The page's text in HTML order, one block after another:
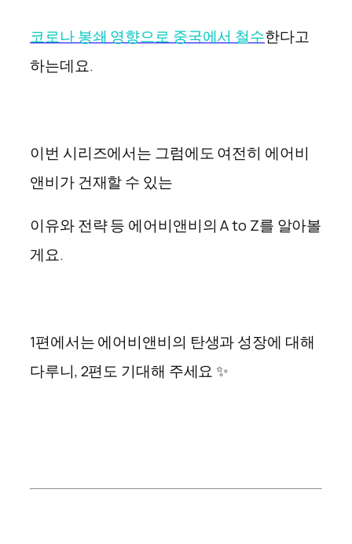
코로나 봉쇄 영향으로 중국에서 철수한다고
하는데요.
이번 시리즈에서는 그럼에도 여전히 에어비
앤비가 건재할 수 있는
이유와 전략 등 에어비앤비의 A to Z를 알아볼
게요.
1편에서는 에어비앤비의 탄생과 성장에 대해
다루니, 2편도 기대해 주세요 ✨